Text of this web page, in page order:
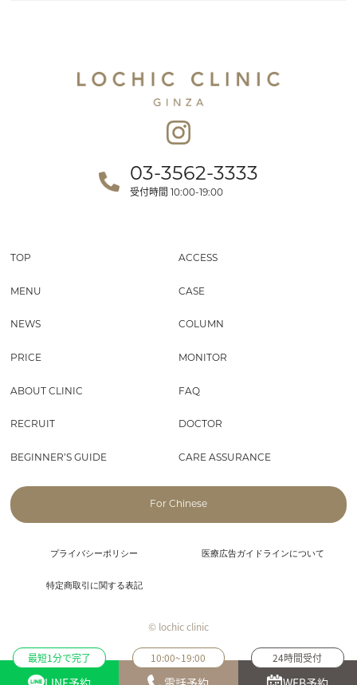
03-3562-3333
受付時間 10:00-19:00
TOP ACCESS
MENU CASE
NEWS COLUMN
PRICE MONITOR
ABOUT CLINIC FAQ
RECRUIT DOCTOR
BEGINNER’S GUIDE CARE ASSURANCE
For Chinese
プライバシーポリシー 医療広告ガイドラインについて
特定商取引に関する表記
© lochic clinic
最短1分で完了 10:00~19:00 24時間受付